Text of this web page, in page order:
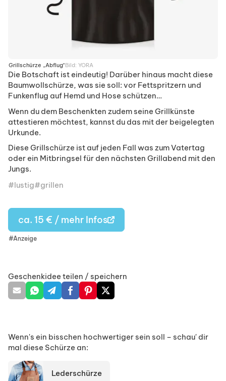
Die Botschaft ist eindeutig! Darüber hinaus macht diese
Baumwollschürze, was sie soll: vor Fettspritzern und
Funkenflug auf Hemd und Hose schützen…
Wenn du dem Beschenkten zudem seine Grillkünste
attestieren möchtest, kannst du das mit der beigelegten
Urkunde.
Diese Grillschürze ist auf jeden Fall was zum Vatertag
oder ein Mitbringsel für den nächsten Grillabend mit den
Jungs.
lustig
grillen
ca. 15 € / mehr Infos
#Anzeige
Geschenkidee teilen / speichern
Wenn's ein bisschen hochwertiger sein soll – schau' dir
mal diese Schürze an:
Lederschürze
Grillschürze „Abflug“Bild: YORA